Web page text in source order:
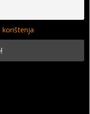
korištenja